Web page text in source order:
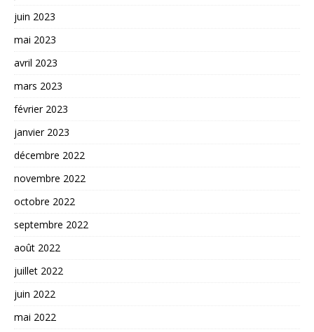
juin 2023
mai 2023
avril 2023
mars 2023
février 2023
janvier 2023
décembre 2022
novembre 2022
octobre 2022
septembre 2022
août 2022
juillet 2022
juin 2022
mai 2022